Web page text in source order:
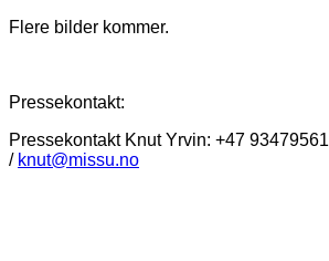
Flere bilder kommer.
Pressekontakt:
Pressekontakt Knut Yrvin: +47 93479561
/ knut@missu.no